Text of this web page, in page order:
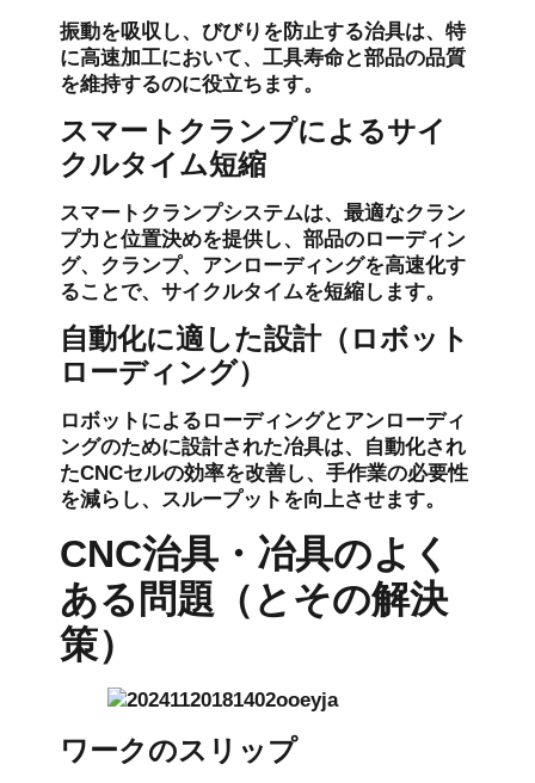
振動を吸収し、びびりを防止する治具は、特
に高速加工において、工具寿命と部品の品質
を維持するのに役立ちます。
スマートクランプによるサイ
クルタイム短縮
スマートクランプシステムは、最適なクラン
プ力と位置決めを提供し、部品のローディン
グ、クランプ、アンローディングを高速化す
ることで、サイクルタイムを短縮します。
自動化に適した設計（ロボット
ローディング）
ロボットによるローディングとアンローディ
ングのために設計された冶具は、自動化され
たCNCセルの効率を改善し、手作業の必要性
を減らし、スループットを向上させます。
CNC治具・冶具のよく
ある問題（とその解決
策）
ワークのスリップ